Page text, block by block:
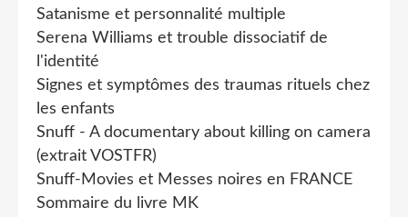
Satanisme et personnalité multiple
Serena Williams et trouble dissociatif de
l'identité
Signes et symptômes des traumas rituels chez
les enfants
Snuff - A documentary about killing on camera
(extrait VOSTFR)
Snuff-Movies et Messes noires en FRANCE
Sommaire du livre MK